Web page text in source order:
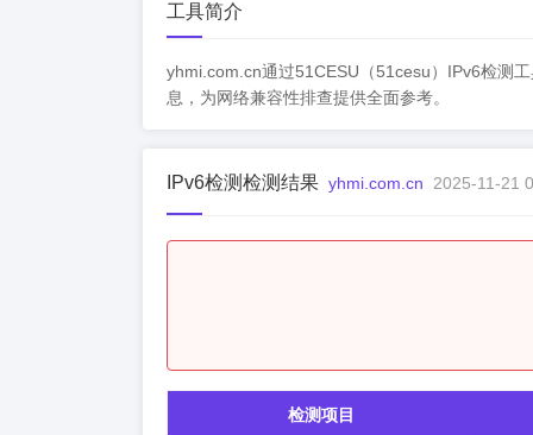
工具简介
yhmi.com.cn通过51CESU（51cesu）IPv6检测
息，为网络兼容性排查提供全面参考。
IPv6检测检测结果 yhmi.com.cn 2025-11-21
检测项目